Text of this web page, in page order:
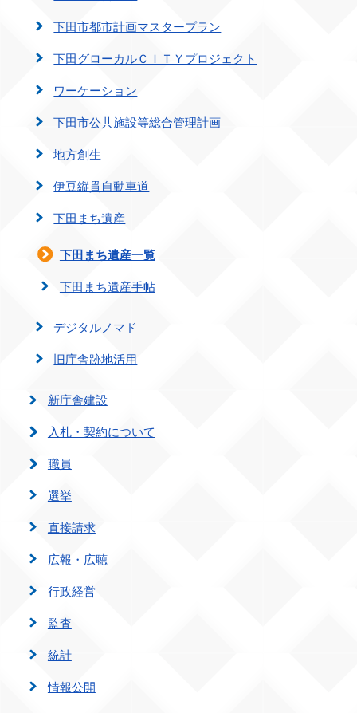
下田市都市計画マスタープラン
下田グローカルＣＩＴＹプロジェクト
ワーケーション
下田市公共施設等総合管理計画
地方創生
伊豆縦貫自動車道
下田まち遺産
下田まち遺産一覧
下田まち遺産手帖
デジタルノマド
旧庁舎跡地活用
新庁舎建設
入札・契約について
職員
選挙
直接請求
広報・広聴
行政経営
監査
統計
情報公開